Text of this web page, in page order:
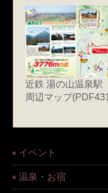
近鉄 湯の山温泉駅
周辺マップ
イベント
温泉・お宿